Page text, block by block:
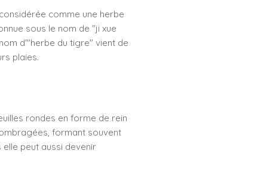
comme une herbe
sous le nom de "ji xue
d'"herbe du tigre" vient de
plaies.
rondes en forme de rein
formant souvent
peut aussi devenir